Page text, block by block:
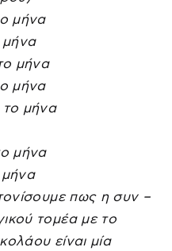
μήνα
μήνα
μήνα
μήνα
το μήνα
μήνα
πως η συν –
τομέα με το
είναι μία